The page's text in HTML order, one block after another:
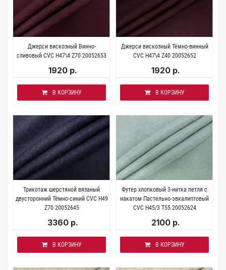
Джерси вискозный Винно-
сливовый CVC H47\4 Z70 20052653
1920 р.
В КОРЗИНУ
Джерси вискозный Тёмно-винный
CVC H47\4 Z40 20052652
1920 р.
В КОРЗИНУ
Трикотаж шерстяной вязаный
двусторонний Тёмно-синий CVC H49
Z70 20052645
3360 р.
В КОРЗИНУ
Футер хлопковый 3-нитка петля с
накатом Пастельно-эвкалиптовый
CVC H45/3 Т55 20052624
2100 р.
В КОРЗИНУ